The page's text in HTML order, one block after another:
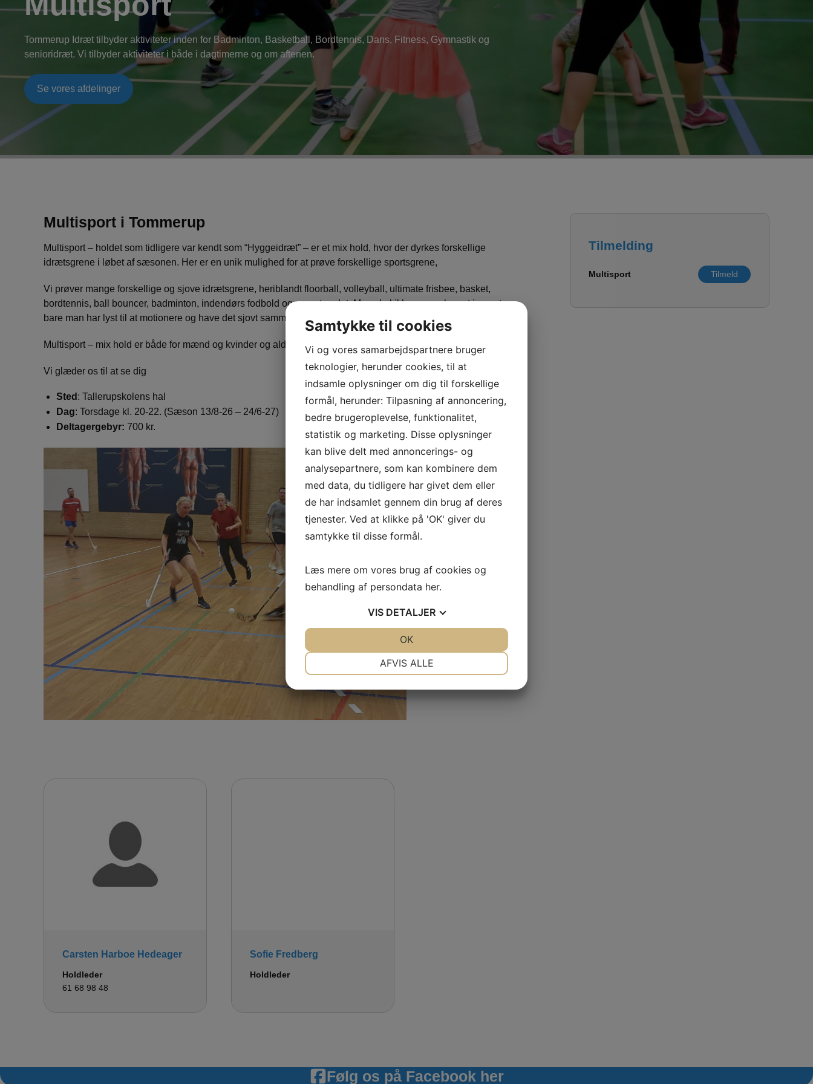
Tommerup Idræt tilbyder aktiviteter inden for Badminton, Basketball, Bordtennis, Dans, Fitness, Gymnastik og
senioridræt. Vi tilbyder aktiviteter i både i dagtimerne og om aftenen.
Se vores afdelinger
Multisport i Tommerup
Multisport – holdet som tidligere var kendt som “Hyggeidræt” – er et mix hold, hvor der dyrkes forskellige
idrætsgrene i løbet af sæsonen. Her er en unik mulighed for at prøve forskellige sportsgrene,
Vi prøver mange forskellige og sjove idrætsgrene, heriblandt floorball, volleyball, ultimate frisbee, basket,
bordtennis, ball bouncer, badminton, indendørs fodbold og meget andet. Man skal ikke være ekspert i noget –
bare man har lyst til at motionere og have det sjovt sammen med andre voksne, så er man velkommen.
Multisport – mix hold er både for mænd og kvinder og aldersgruppen er typisk 25-45 år.
Vi glæder os til at se dig
Sted : Tallerupskolens hal
Dag: Torsdage kl. 20-22. (Sæson 13/8-26 – 24/6-27)
Deltagergebyr: 700 kr.
Tilmelding
Multisport Tilmeld
Carsten Harboe Hedeager
Holdleder
61 68 98 48
Sofie Fredberg
Holdleder
Følg os på Facebook her
Samtykke til cookies
Vi og vores samarbejdspartnere bruger
teknologier, herunder cookies, til at
indsamle oplysninger om dig til forskellige
formål, herunder: Tilpasning af annoncering,
bedre brugeroplevelse, funktionalitet,
statistik og marketing. Disse oplysninger
kan blive delt med annoncerings- og
analysepartnere, som kan kombinere dem
med data, du tidligere har givet dem eller
de har indsamlet gennem din brug af deres
tjenester. Ved at klikke på 'OK' giver du
samtykke til disse formål.
Læs mere om vores brug af cookies og
behandling af persondata her.
VIS DETALJER
MARKETING
AFVIS ALLE
OK